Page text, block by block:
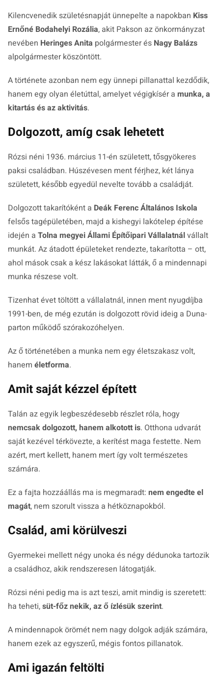
Kilencvenedik születésnapját ünnepelte a napokban Kiss
Ernőné Bodahelyi Rozália, akit Pakson az önkormányzat
nevében Heringes Anita polgármester és Nagy Balázs
alpolgármester köszöntött.
A története azonban nem egy ünnepi pillanattal kezdődik,
hanem egy olyan életúttal, amelyet végigkísér a munka, a
kitartás és az aktivitás.
Dolgozott, amíg csak lehetett
Rózsi néni 1936. március 11-én született, tősgyökeres
paksi családban. Húszévesen ment férjhez, két lánya
született, később egyedül nevelte tovább a családját.
Dolgozott takarítóként a Deák Ferenc Általános Iskola
felsős tagépületében, majd a kishegyi lakótelep építése
idején a Tolna megyei Állami Építőipari Vállalatnálvállalt
munkát. Az átadott épületeket rendezte, takarította – ott,
ahol mások csak a kész lakásokat látták, ő a mindennapi
munka részese volt.
Tizenhat évet töltött a vállalatnál, innen ment nyugdíjba
1991-ben, de még ezután is dolgozott rövid ideig a Duna-
parton működő szórakozóhelyen.
Az ő történetében a munka nem egy életszakasz volt,
hanem életforma.
Amit saját kézzel épített
Talán az egyik legbeszédesebb részlet róla, hogy
nemcsak dolgozott, hanem alkotott is. Otthona udvarát
saját kezével térkövezte, a kerítést maga festette. Nem
azért, mert kellett, hanem mert így volt természetes
számára.
Ez a fajta hozzáállás ma is megmaradt: nem engedte el
magát, nem szorult vissza a hétköznapokból.
Család, ami körülveszi
Gyermekei mellett négy unoka és négy dédunoka tartozik
a családhoz, akik rendszeresen látogatják.
Rózsi néni pedig ma is azt teszi, amit mindig is szeretett:
ha teheti,süt-főz nekik, az ő ízlésük szerint.
A mindennapok örömét nem nagy dolgok adják számára,
hanem ezek az egyszerű, mégis fontos pillanatok.
Ami igazán feltölti